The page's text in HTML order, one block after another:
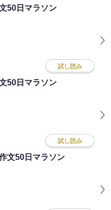
50日マラソン
試し読み
50日マラソン
試し読み
文50日マラソン